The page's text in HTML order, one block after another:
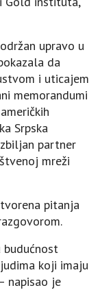
upravo u
da
i uticajem
memorandumi
Srpska
partner
mreži
pitanja
koji imaju
napisao je